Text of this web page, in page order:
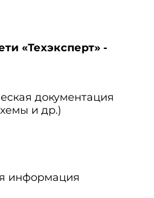
«Техэксперт» -
документация
и др.)
информация